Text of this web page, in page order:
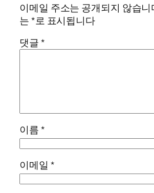
이메일 주소는 공개되지 않습니
는*로 표시됩니다
댓글*
이름*
이메일 *